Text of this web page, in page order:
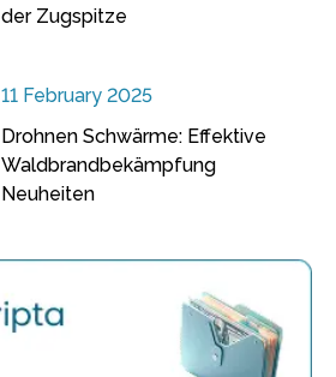
der Zugspitze
11 February 2025
Drohnen Schwärme: Effektive
Waldbrandbekämpfung
Neuheiten